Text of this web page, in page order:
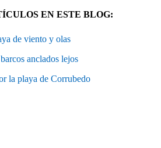
EN ESTE BLOG:
de viento y olas
anclados lejos
la playa de Corrubedo